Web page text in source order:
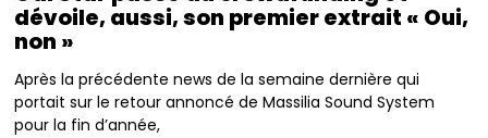
dévoile, aussi, son premier extrait « Oui,
non »
Après la précédente news de la semaine dernière qui
portait sur le retour annoncé de Massilia Sound System
pour la fin d’année,